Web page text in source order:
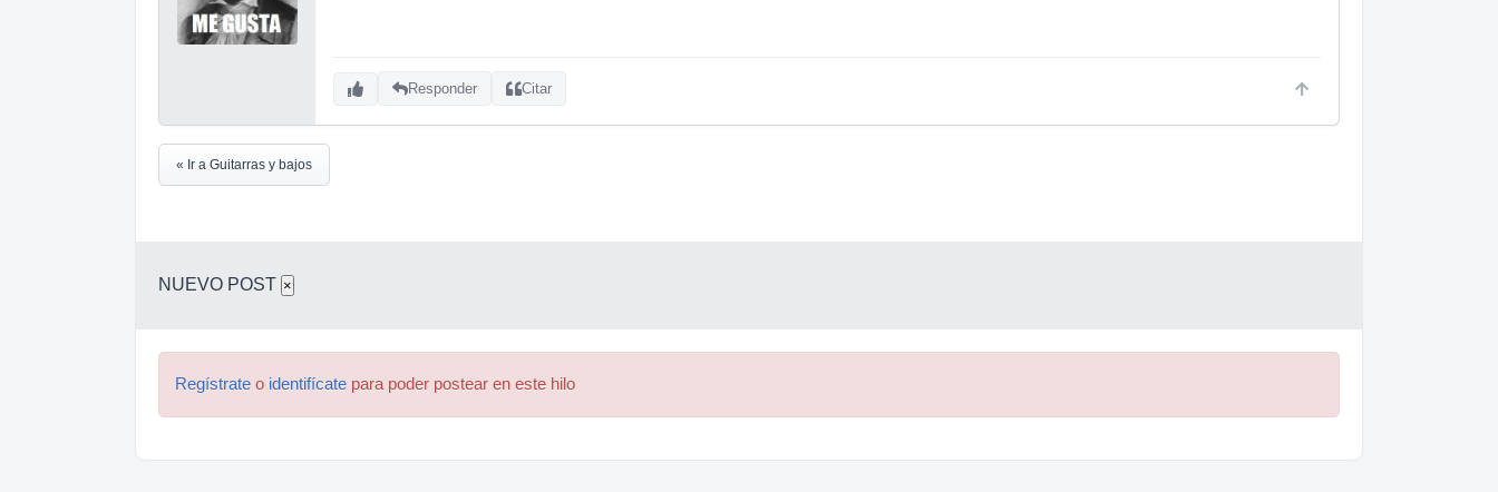
Responder Citar
« Ir a Guitarras y bajos
NUEVO POST ×
Regístrate o identifícate para poder postear en este hilo